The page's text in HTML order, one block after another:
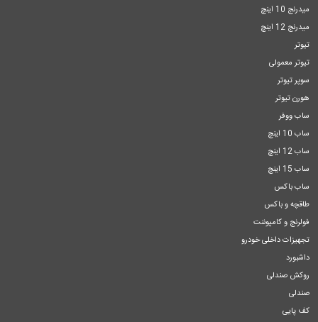
میدرنج 10 اینچ
میدرنج 12 اینچ
تیوتر
تیوتر معمولی
سوپر تیوتر
هورن تیوتر
ساب ووفر
ساب 10 اینچ
ساب 12 اینچ
ساب 15 اینچ
ساب باکس
طاقچه و باکس
فولرنج و کامپوننت
تجهیزات داخلی خودرو
داشبورد
روکش صندلی
صندلی
کف پایی